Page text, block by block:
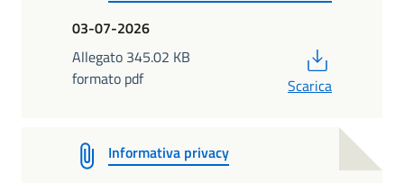
03-07-2026
Allegato 345.02 KB
formato pdf
Scarica
Informativa privacy